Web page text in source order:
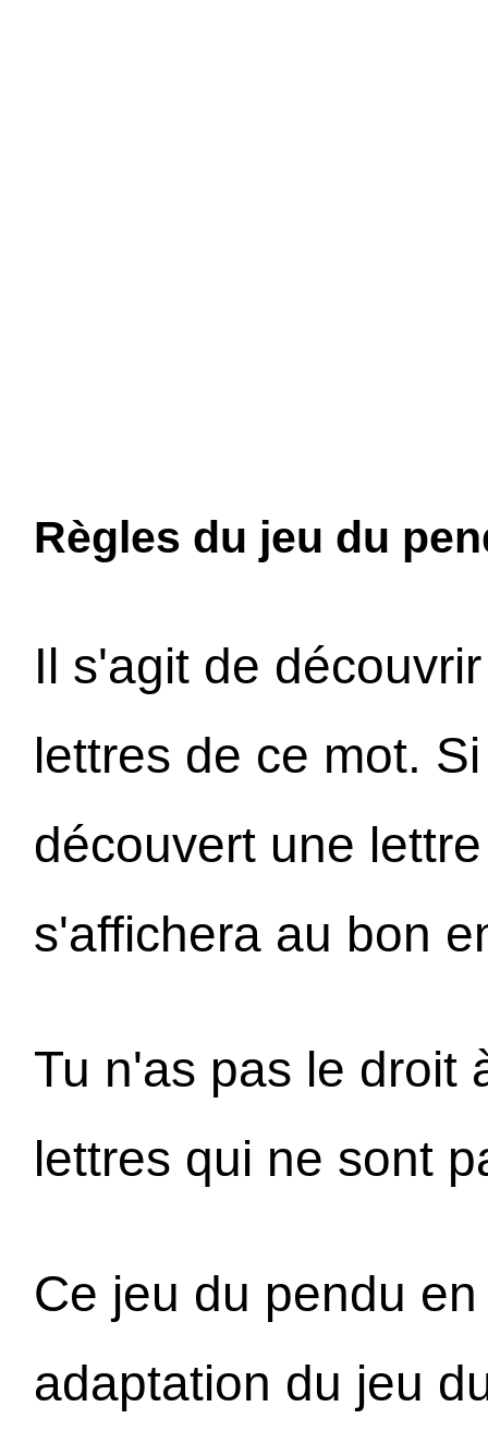
Règles du jeu du
Il s'agit de
lettres de ce mot.
découvert une
s'affichera au bon
Tu n'as pas le droit
lettres qui ne sont
Ce jeu du pendu
adaptation du jeu